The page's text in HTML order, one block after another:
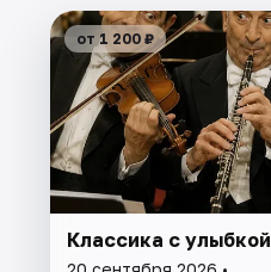
от 1 200 ₽
Классика с улыбкой